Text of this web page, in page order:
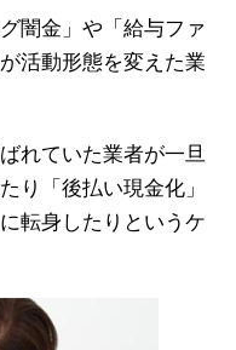
闇金」や「給与ファ
活動形態を変えた業
れていた業者が一旦
り「後払い現金化」
転身したりというケ